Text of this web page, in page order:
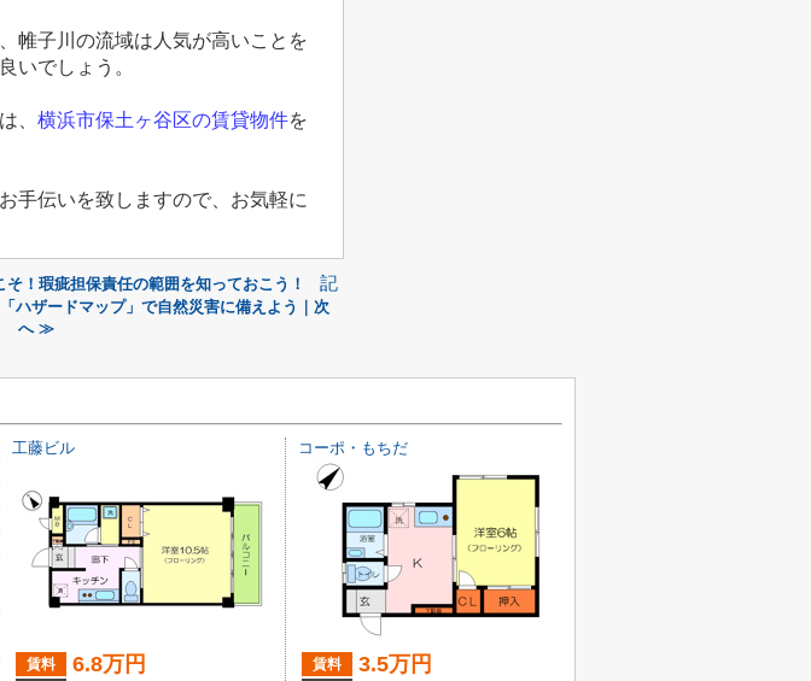
帷子川の流域は人気が高いことを
いでしょう。
、 横浜市保土ヶ谷区の賃貸物件を
手伝いを致しますので、お気軽に
！瑕疵担保責任の範囲を知っておこう！
記
ハザードマップ」で自然災害に備えよう｜次
へ ≫
工藤ビル
賃料 6.8万円
コーポ・もちだ
賃料 3.5万円